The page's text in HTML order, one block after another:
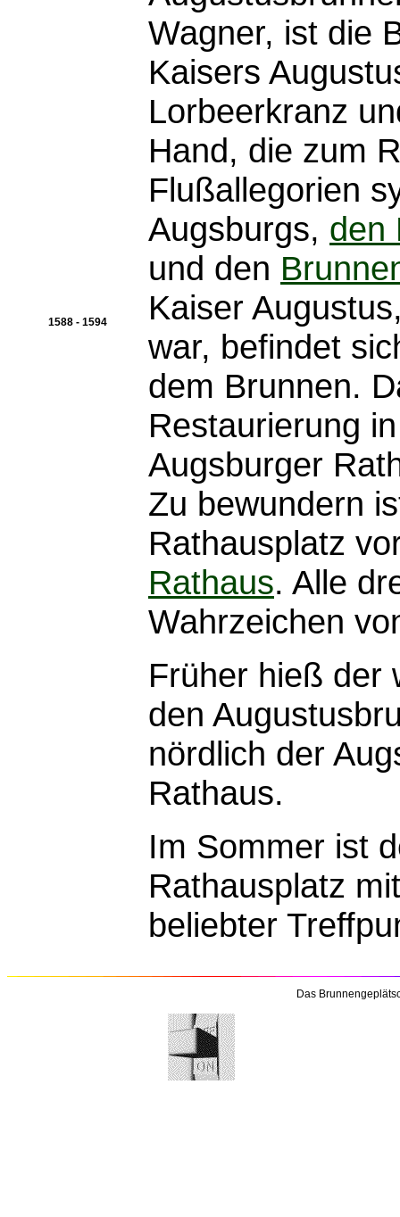
1588 - 1594
Wagner, ist die
Kaisers
Lorbeerkranz
Hand, die zum
Flußallegorien
Augsburgs, den
und den
Kaiser
war, befindet
dem Brunnen.
Restaurierung
Augsburger
Zu bewundern
Rathausplatz
Rathaus. Alle
Wahrzeichen
Früher hieß der
den
nördlich der
Rathaus.
Im Sommer ist
Rathausplatz
beliebter
Das